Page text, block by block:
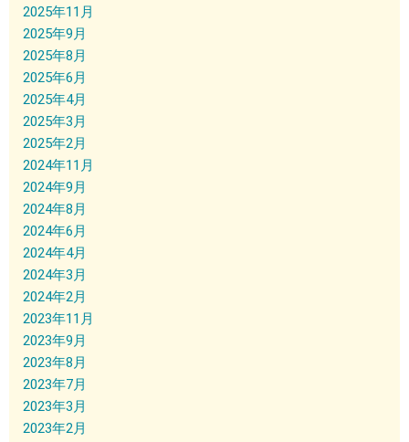
2025年11月
2025年9月
2025年8月
2025年6月
2025年4月
2025年3月
2025年2月
2024年11月
2024年9月
2024年8月
2024年6月
2024年4月
2024年3月
2024年2月
2023年11月
2023年9月
2023年8月
2023年7月
2023年3月
2023年2月